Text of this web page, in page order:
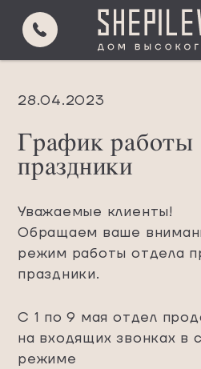
28.04.2023
График работы
праздники
Уважаемые клиенты!⠀
Обращаем ваше
режим работы отдела
праздники.
С 1 по 9 мая отдел
на входящих звонках в
режиме
SKY LOUNGE
ИНЖЕНЕРИЯ
КВАРТИРЫ
О
КОНТАКТЫ
ВЫБОР
ПОДБОР ПО ПАРАМЕТРАМ